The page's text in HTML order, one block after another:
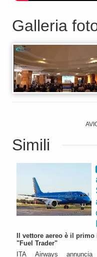
Galleria
Simili
Il vettore aereo è il
"Fuel Trader"
ITA Airways